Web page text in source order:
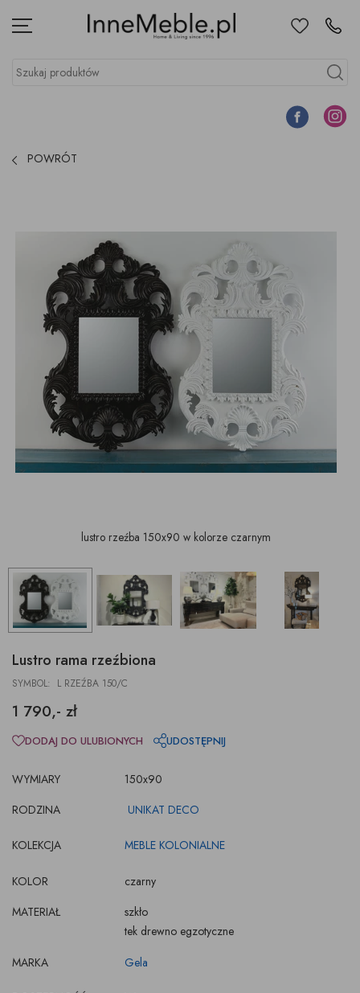
Menu UlubioneKontakt
Szukaj produktów
Szukaj
Facebook
POWRÓT
lustro rzeźba 150x90 w kolorze czarnym
Lustro rama rzeźbiona
SYMBOL: L RZEŹBA 150/C
1 790,- zł
WYMIARY
150x90
RODZINA
UNIKAT DECO
KOLEKCJA MEBLE KOLONIALNE
KOLOR
czarny
MATERIAŁ
szkło
tek drewno egzotyczne
MARKA
Gela
DODAJ DO ULUBIONYCH UDOSTĘPNIJ